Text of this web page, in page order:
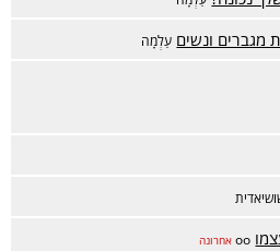
ונשים עַלְמָה
oo אחרונה